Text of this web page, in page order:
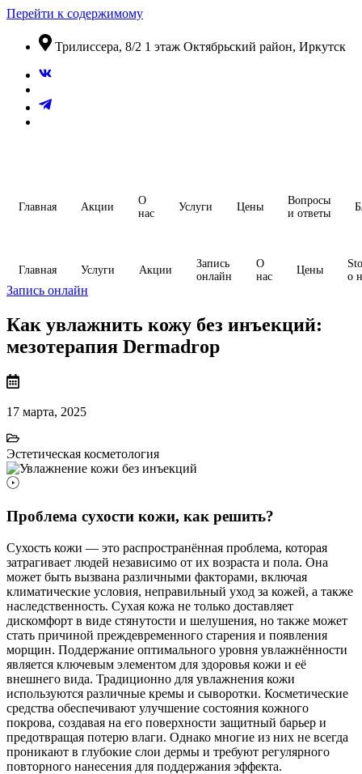
Перейти к содержимому
​Трилиссера, 8/2​ 1 этаж​ Октябрьский район, Иркутск
Главная Акции
О
нас
Услуги Цены
Вопросы
и ответы
Главная Услуги Акции
Запись
онлайн
О
нас
Цены
о
Запись онлайн
Как увлажнить кожу без инъекций:
мезотерапия Dermadrop
17 марта, 2025
Эстетическая косметология
Проблема сухости кожи, как решить?
Сухость кожи — это распространённая проблема, которая
затрагивает людей независимо от их возраста и пола. Она
может быть вызвана различными факторами, включая
климатические условия, неправильный уход за кожей, а также
наследственность. Сухая кожа не только доставляет
дискомфорт в виде стянутости и шелушения, но также может
стать причиной преждевременного старения и появления
морщин. Поддержание оптимального уровня увлажнённости
является ключевым элементом для здоровья кожи и её
внешнего вида. Традиционно для увлажнения кожи
используются различные кремы и сыворотки. Косметические
средства обеспечивают улучшение состояния кожного
покрова, создавая на его поверхности защитный барьер и
предотвращая потерю влаги. Однако многие из них не всегда
проникают в глубокие слои дермы и требуют регулярного
повторного нанесения для поддержания эффекта.